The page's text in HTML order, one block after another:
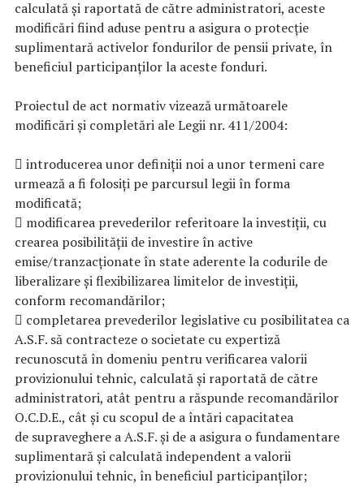
calculată şi raportată de către administratori, aceste
modificări fiind aduse pentru a asigura o protecție
suplimentară activelor fondurilor de pensii private, în
beneficiul participanților la aceste fonduri.
Proiectul de act normativ vizează următoarele
modificări și completări ale Legii nr. 411/2004:
 introducerea unor definiții noi a unor termeni care
urmează a fi folosiți pe parcursul legii în forma
modificată;
 modificarea prevederilor referitoare la investiții, cu
crearea posibilității de investire în active
emise/tranzacționate în state aderente la codurile de
liberalizare și flexibilizarea limitelor de investiții,
conform recomandărilor;
 completarea prevederilor legislative cu posibilitatea ca
A.S.F. să contracteze o societate cu expertiză
recunoscută în domeniu pentru verificarea valorii
provizionului tehnic, calculată şi raportată de către
administratori, atât pentru a răspunde recomandărilor
O.C.D.E., cât și cu scopul de a întări capacitatea
de supraveghere a A.S.F. și de a asigura o fundamentare
suplimentară și calculată independent a valorii
provizionului tehnic, în beneficiul participanților;